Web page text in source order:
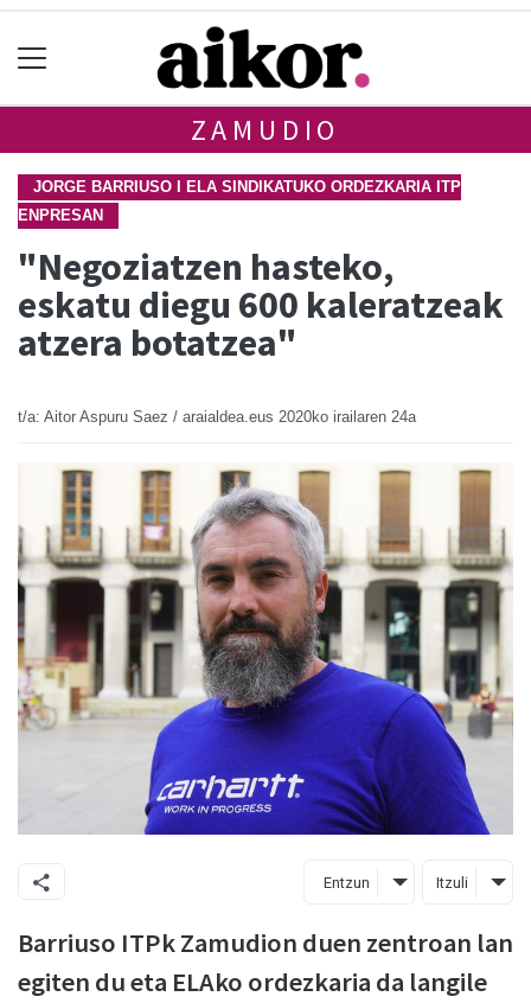
ZAMUDIO
JORGE BARRIUSO I ELA SINDIKATUKO ORDEZKARIA ITP
ENPRESAN
"Negoziatzen hasteko,
eskatu diegu 600 kaleratzeak
atzera botatzea"
t/a: Aitor Aspuru Saez / araialdea.eus 2020ko irailaren 24a
Entzun Itzuli
Barriuso ITPk Zamudion duen zentroan lan
egiten du eta ELAko ordezkaria da langile